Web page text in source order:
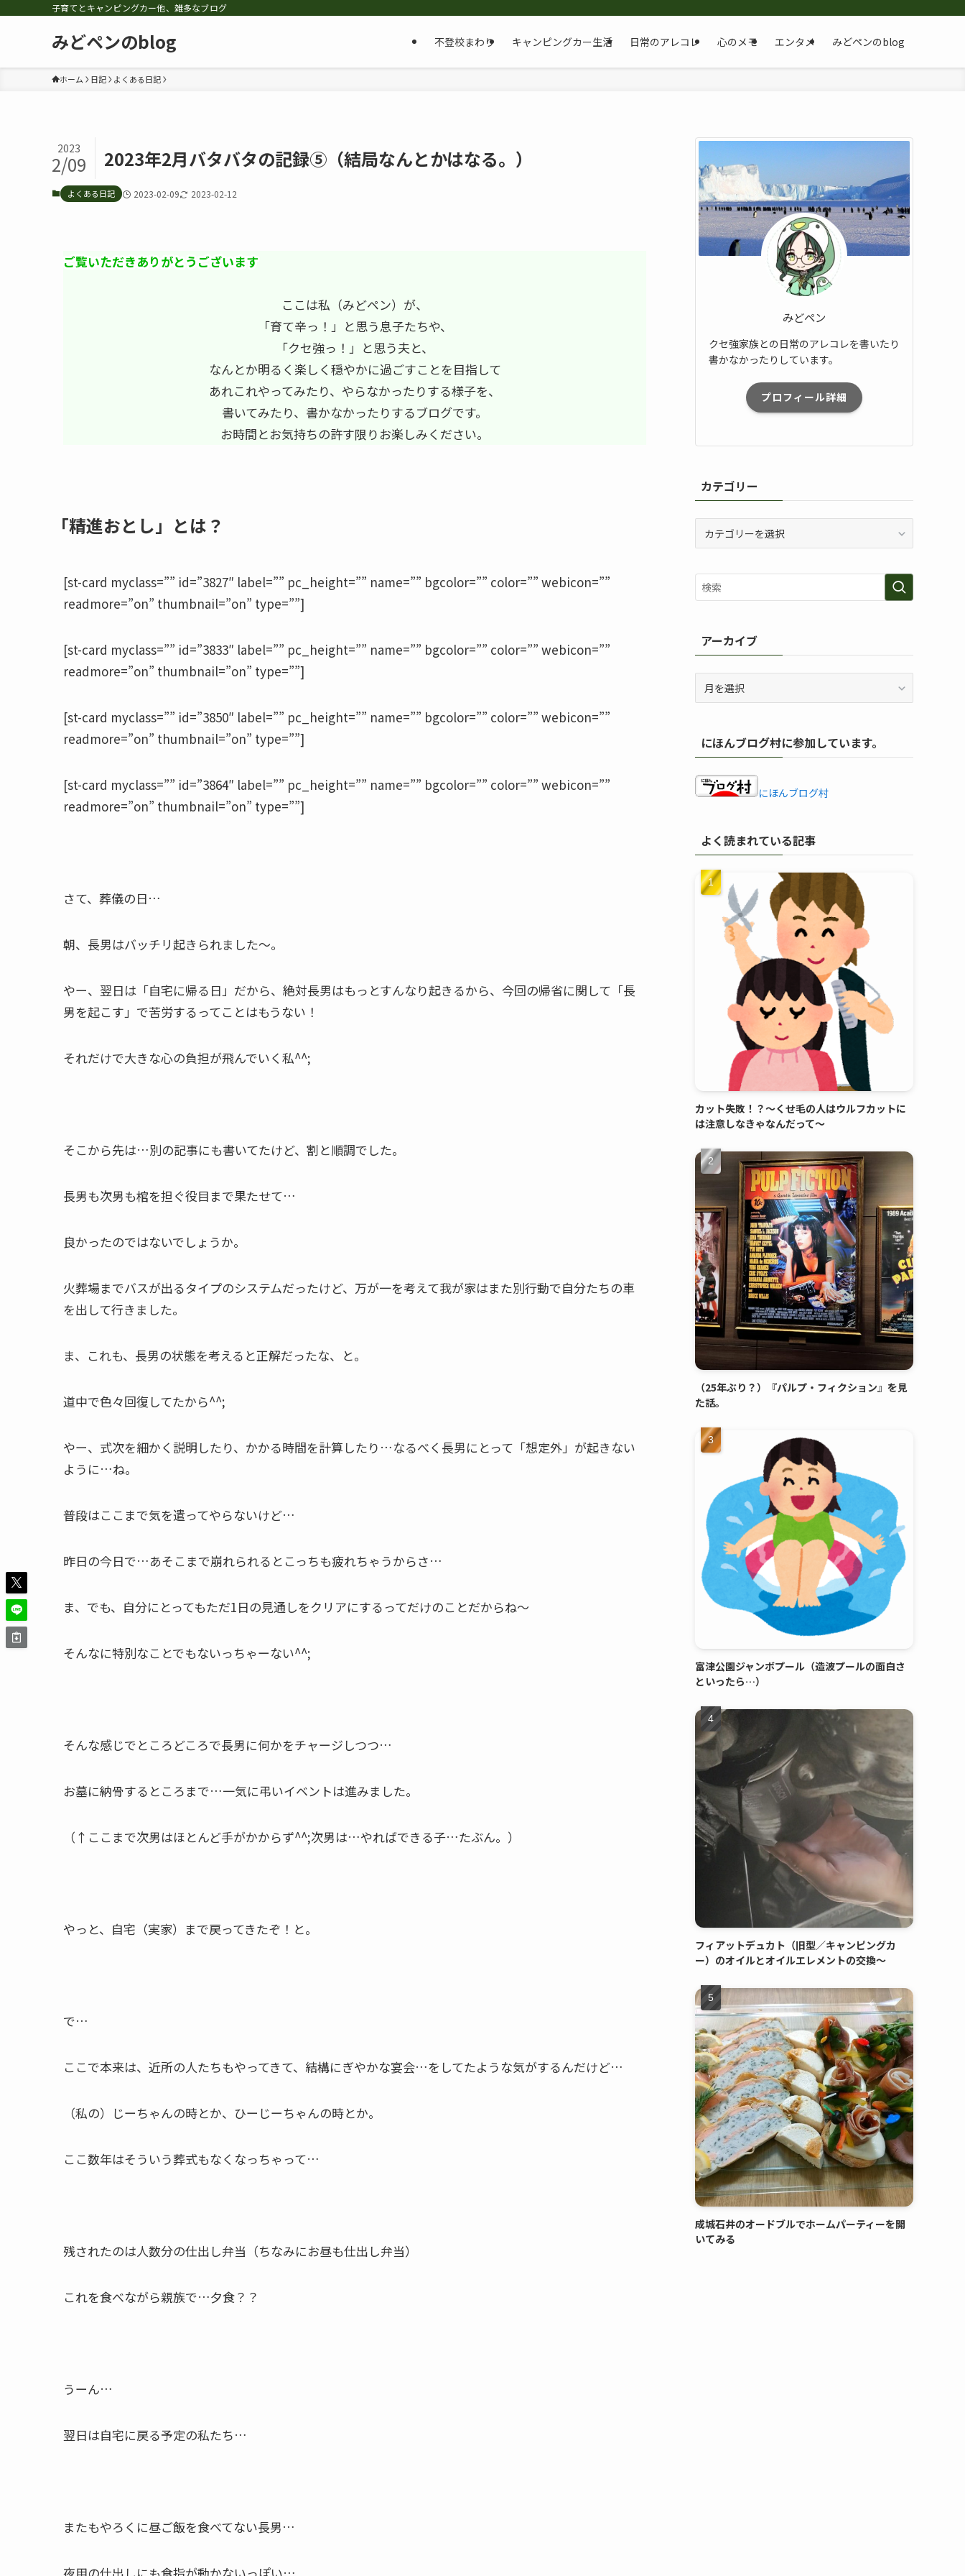
子育てとキャンピングカー他、雑多なブログ
みどペンのblog 不登校まわり キャンピングカー生活 日常のアレコレ 心のメモ エンタメ みどペンのblog
ホーム 日記 よくある日記
2023年2月バタバタの記録⑤（結局なんとかはなる。）
2023
2/09
よくある日記 2023-02-09 2023-02-12
ご覧いただきありがとうございます
ここは私（みどペン）が、
「育て辛っ！」と思う息子たちや、
「クセ強っ！」と思う夫と、
なんとか明るく楽しく穏やかに過ごすことを目指して
あれこれやってみたり、やらなかったりする様子を、
書いてみたり、書かなかったりするブログです。
お時間とお気持ちの許す限りお楽しみください。
「精進おとし」とは？
[st-card myclass=”” id=”3827″ label=”” pc_height=”” name=”” bgcolor=”” color=”” webicon=””
readmore=”on” thumbnail=”on” type=””]
[st-card myclass=”” id=”3833″ label=”” pc_height=”” name=”” bgcolor=”” color=”” webicon=””
readmore=”on” thumbnail=”on” type=””]
[st-card myclass=”” id=”3850″ label=”” pc_height=”” name=”” bgcolor=”” color=”” webicon=””
readmore=”on” thumbnail=”on” type=””]
[st-card myclass=”” id=”3864″ label=”” pc_height=”” name=”” bgcolor=”” color=”” webicon=””
readmore=”on” thumbnail=”on” type=””]
さて、葬儀の日…
朝、長男はバッチリ起きられました～。
やー、翌日は「自宅に帰る日」だから、絶対長男はもっとすんなり起きるから、今回の帰省に関して「長
男を起こす」で苦労するってことはもうない！
それだけで大きな心の負担が飛んでいく私^^;
そこから先は…別の記事にも書いてたけど、割と順調でした。
長男も次男も棺を担ぐ役目まで果たせて…
良かったのではないでしょうか。
火葬場までバスが出るタイプのシステムだったけど、万が一を考えて我が家はまた別行動で自分たちの車
を出して行きました。
ま、これも、長男の状態を考えると正解だったな、と。
道中で色々回復してたから^^;
やー、式次を細かく説明したり、かかる時間を計算したり…なるべく長男にとって「想定外」が起きない
ように…ね。
普段はここまで気を遣ってやらないけど…
昨日の今日で…あそこまで崩れられるとこっちも疲れちゃうからさ…
ま、でも、自分にとってもただ1日の見通しをクリアにするってだけのことだからね～
そんなに特別なことでもないっちゃーない^^;
そんな感じでところどころで長男に何かをチャージしつつ…
お墓に納骨するところまで…一気に弔いイベントは進みました。
（↑ここまで次男はほとんど手がかからず^^;次男は…やればできる子…たぶん。）
やっと、自宅（実家）まで戻ってきたぞ！と。
で…
ここで本来は、近所の人たちもやってきて、結構にぎやかな宴会…をしてたような気がするんだけど…
（私の）じーちゃんの時とか、ひーじーちゃんの時とか。
ここ数年はそういう葬式もなくなっちゃって…
残されたのは人数分の仕出し弁当（ちなみにお昼も仕出し弁当）
これを食べながら親族で…夕食？？
うーん…
翌日は自宅に戻る予定の私たち…
またもやろくに昼ご飯を食べてない長男…
みどペン
クセ強家族との日常のアレコレを書いたり
書かなかったりしています。
プロフィール詳細
カテゴリー
リ
ー
アーカイブ
ブにほんブログ村に参加しています。
にほんブログ村
よく読まれている記事
カット失敗！？～くせ毛の人はウルフカットに
は注意しなきゃなんだって～
（25年ぶり？）『パルプ・フィクション』を見
た話。
富津公園ジャンボプール（造波プールの面白さ
といったら…）
フィアットデュカト（旧型／キャンピングカ
ー）のオイルとオイルエレメントの交換～
成城石井のオードブルでホームパーティーを開
いてみる